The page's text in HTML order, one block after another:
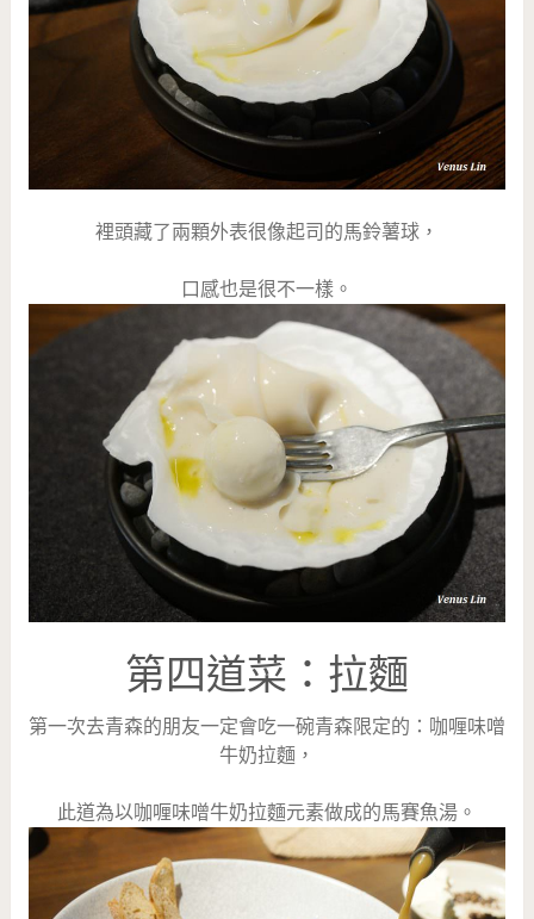
裡頭藏了兩顆外表很像起司的馬鈴薯球，
口感也是很不一樣。
第四道菜：拉麵
第一次去青森的朋友一定會吃一碗青森限定的：咖喱味噌
牛奶拉麵，
此道為以咖喱味噌牛奶拉麵元素做成的馬賽魚湯。